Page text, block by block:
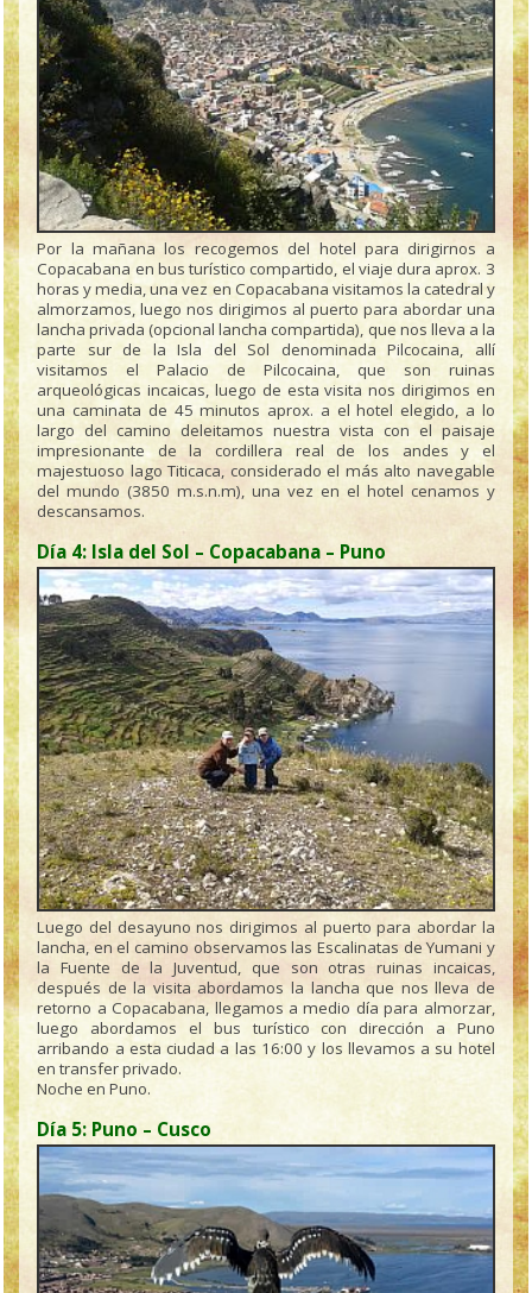
Por la mañana los recogemos del hotel para dirigirnos a
Copacabana en bus turístico compartido, el viaje dura aprox. 3
horas y media, una vez en Copacabana visitamos la catedral y
almorzamos, luego nos dirigimos al puerto para abordar una
lancha privada (opcional lancha compartida), que nos lleva a la
parte sur de la Isla del Sol denominada Pilcocaina, allí
visitamos el Palacio de Pilcocaina, que son ruinas
arqueológicas incaicas, luego de esta visita nos dirigimos en
una caminata de 45 minutos aprox. a el hotel elegido, a lo
largo del camino deleitamos nuestra vista con el paisaje
impresionante de la cordillera real de los andes y el
majestuoso lago Titicaca, considerado el más alto navegable
del mundo (3850 m.s.n.m), una vez en el hotel cenamos y
descansamos.
Día 4: Isla del Sol – Copacabana – Puno
Luego del desayuno nos dirigimos al puerto para abordar la
lancha, en el camino observamos las Escalinatas de Yumani y
la Fuente de la Juventud, que son otras ruinas incaicas,
después de la visita abordamos la lancha que nos lleva de
retorno a Copacabana, llegamos a medio día para almorzar,
luego abordamos el bus turístico con dirección a Puno
arribando a esta ciudad a las 16:00 y los llevamos a su hotel
en transfer privado.
Noche en Puno.
Día 5: Puno – Cusco